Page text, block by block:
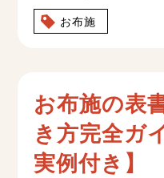
て法要を執り行う
し方に悩まれる方
お布施
お布施の表
き方完全ガ
実例付き】